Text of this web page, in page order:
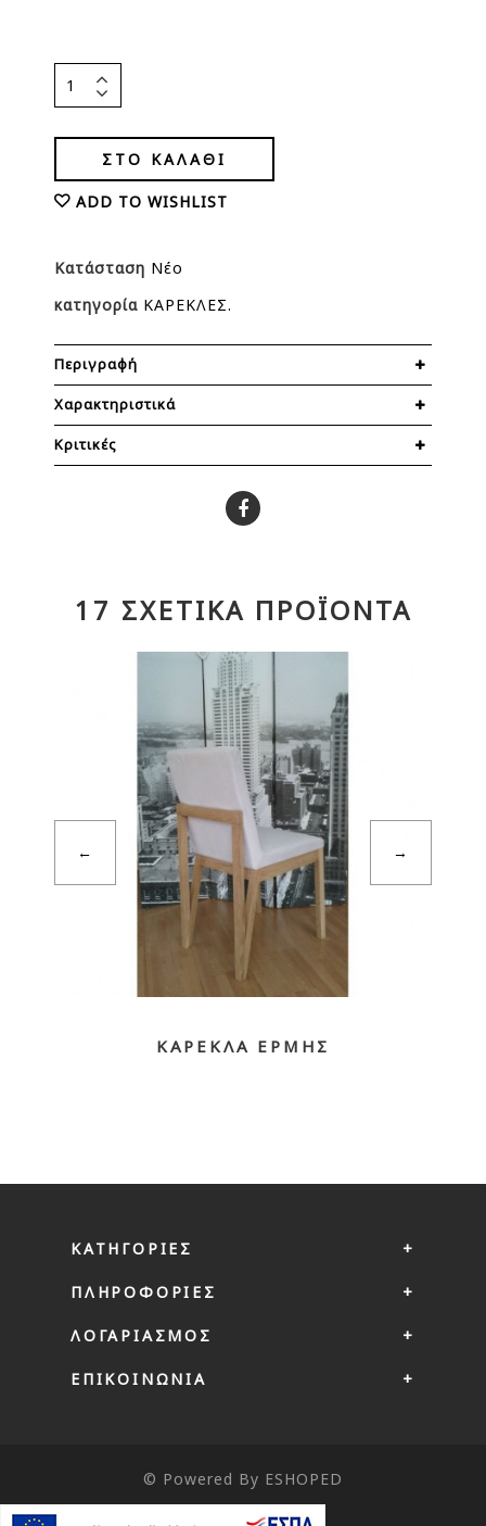
ΣΤΟ ΚΑΛΆΘΙ
ADD TO WISHLIST
Κατάσταση Νέο
κατηγορία ΚΑΡΕΚΛΕΣ
Περιγραφή
Χαρακτηριστικά
Κριτικές
17 ΣΧΕΤΙΚΆ ΠΡΟΪΟΝΤΑ
ΚΑΡΈΚΛΑ ΕΡΜΗΣ
← →
ΚΑΤΗΓΟΡΊΕΣ
ΠΛΗΡΟΦΟΡΊΕΣ
ΛΟΓΑΡΙΑΣΜΌΣ
ΕΠΙΚΟΙΝΩΝΙΑ
© Powered By ESHOPED